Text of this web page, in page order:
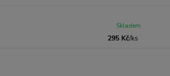
295 Kč/ks
Skladem